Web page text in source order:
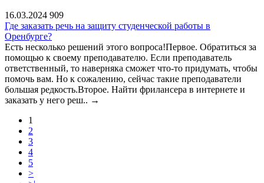
16.03.2024 909
Где заказать речь на защиту студенческой работы в
Оренбурге?
Есть несколько решений этого вопроса!Первое. Обратиться за
помощью к своему преподавателю. Если преподаватель
ответственный, то наверняка сможет что-то придумать, чтобы
помочь вам. Но к сожалению, сейчас такие преподаватели
большая редкость.Второе. Найти фрилансера в интернете и
заказать у него реш.. →
1
2
3
4
5
>